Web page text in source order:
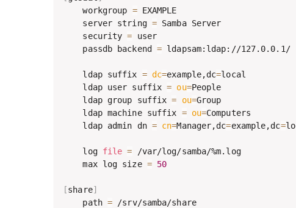
    workgroup
= EXAMPLE
    server string
= Samba Server
    security
= user
    passdb backend
= ldapsam:ldap://127.0.0.1/
    ldap suffix
= dc=example,dc=local
    ldap user suffix
= ou=People
    ldap group suffix
= ou=Group
    ldap machine suffix
= ou=Computers
    ldap admin dn
= cn=Manager,dc=example,dc=
    log
file = /var/log/samba/%m.log
    max log size
= 50
[share]
    path
= /srv/samba/share